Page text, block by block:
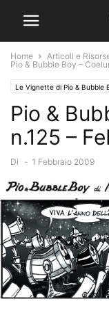
Home Articoli e
Pio & Bubble Boy –
Le Vignette di Pio & Bubble
Pio &
n.125 –
Di - 1 Febbraio 2009